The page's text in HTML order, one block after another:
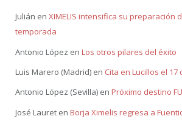
Julián en XIMELIS intensifica su preparación
temporada
Antonio López en Los otros pilares del éxito
Luis Marero (Madrid)en Cita en Lucillos el
Antonio López (Sevilla)en Próximo destino
José Laureten Borja Ximelis regresa a